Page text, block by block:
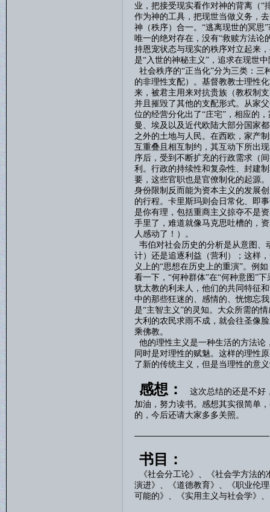
业，把接受现实看作对神的背离（“
作为神的工具，把现世当做义务，
神（秩序）合一。“逃离现世的冥思
唯一的绝对存在，没有“救赎方法论
持恩宠状态与现实的秩序对立起来
是“入世的神秘主义”，追求在现世
社会秩序的“正当化”分为三类：三
的非理性支配）。基督教教士理性
来，被君主用来对抗贵族（教权制
并且摧毁了其他的支配形式。从家
位的经营分化出了“庄宅”，相应的
曼、埃及以及近代欧陆大部分国家
之外的土地与人民。在西欧，家产
互重叠且相互制约，其互动下所出
序后，受到不断扩充的行政需求（
利。行政的持续性和复杂性、封建
要，这些官职也是官僚制化的起源
身份限制反而能为资本主义的发展
的行程。卡里斯玛则会日常化、即
是你有理，包括重商主义掠夺不是
手里了，难道就像马克思吐槽的，
人感动了！）。
韦伯对社会历史的分析是从意图、
计）还是追逐利益（营利）；这样
义上的“思想在历史上的重演”。例
看一下，“何种群体”在“何种意图”
犹太教的利未人，他们的共同特征
中的那些狂迷的、感情的、恍惚忘
是“主智主义”的灵知。大众所需的
大利的农民求雨不成，就会往圣像
乘佛教。
他的理性主义是一种生活的方法论
同时是对理性的赋魅。这样的理性
了新的传统主义，但是当理性的意
感想：
这次总结的还是不好
加油，努力读书。感想其实很简单
的，今后还请大家多多关照。
————————————————
书目：
《社会分工论》、《社会学方法的
演进》、《道德教育》、《职业伦
可能的》、《实用主义与社会学》